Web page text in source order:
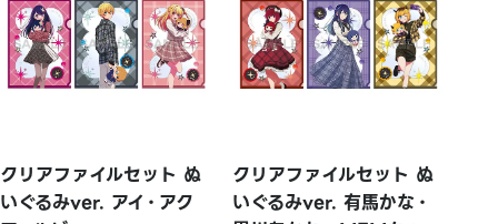
クリアファイルセット ぬ
いぐるみver. アイ・アク
クリアファイルセット ぬ
いぐるみver. 有馬かな・